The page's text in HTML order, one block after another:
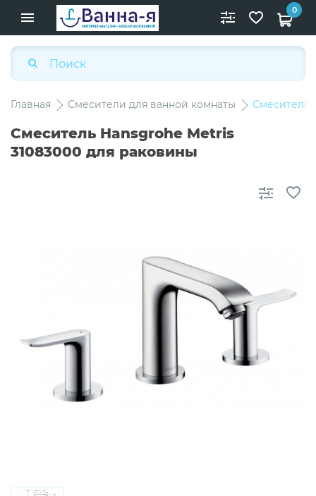
0
Главная Смесители для ванной комнаты Смеситель
Смеситель Hansgrohe Metris
31083000 для раковины